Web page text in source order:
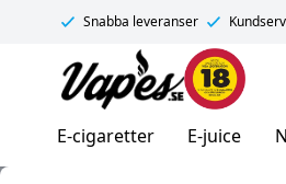
Snabba leveranser
Vapes.se
E-cigaretter E-juice